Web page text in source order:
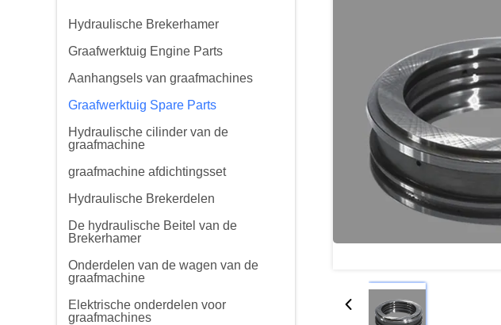
Hydraulische Brekerhamer
Graafwerktuig Engine Parts
Aanhangsels van graafmachines
Graafwerktuig Spare Parts
Hydraulische cilinder van de
graafmachine
graafmachine afdichtingsset
Hydraulische Brekerdelen
De hydraulische Beitel van de
Brekerhamer
Onderdelen van de wagen van de
graafmachine
Elektrische onderdelen voor
graafmachines